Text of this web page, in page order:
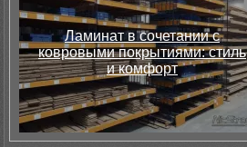
Ламинат в сочетании с
ковровыми покрытиями: стиль
и комфорт